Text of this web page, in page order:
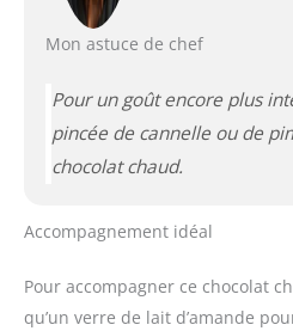
Mon astuce de chef
Pour un goût encore plus
pincée de cannelle ou de
chocolat chaud.
Accompagnement idéal
Pour accompagner ce chocolat
qu’un verre de lait d’amande